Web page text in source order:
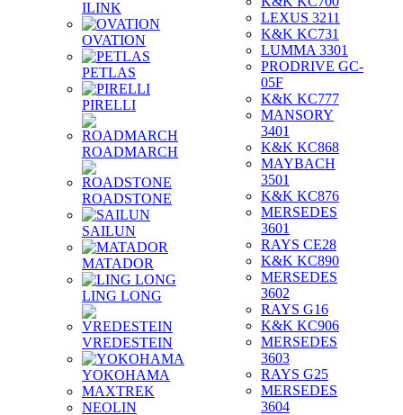
ILINK
OVATION
PETLAS
PIRELLI
ROADMARCH
ROADSTONE
SAILUN
MATADOR
LING LONG
VREDESTEIN
YOKOHAMA
MAXTREK
NEOLIN
LEXUS 3211
K&K KC731
LUMMA 3301
PRODRIVE GC-
05F
K&K KC777
MANSORY
3401
K&K KC868
MAYBACH
3501
K&K KC876
MERSEDES
3601
RAYS CE28
K&K KC890
MERSEDES
3602
RAYS G16
K&K KC906
MERSEDES
3603
RAYS G25
MERSEDES
3604